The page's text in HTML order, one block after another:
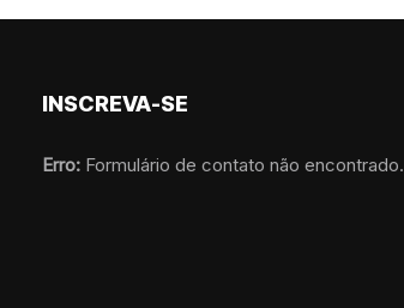
INSCREVA-SE
Erro: Formulário de contato não encontrado.